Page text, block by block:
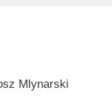
Mlynarski